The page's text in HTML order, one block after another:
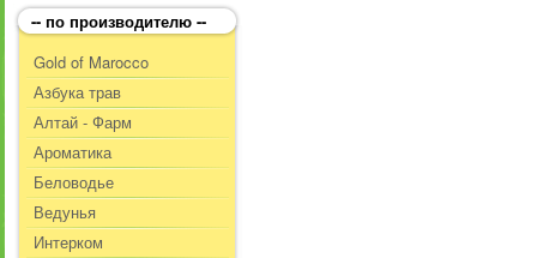
-- по производителю --
Gold of Marocco
Азбука трав
Алтай - Фарм
Ароматика
Беловодье
Ведунья
Интерком